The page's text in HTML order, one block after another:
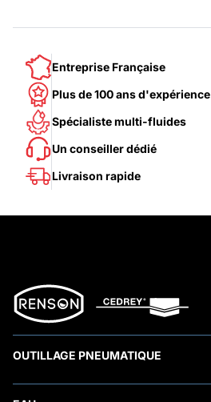
Entreprise Française
Plus de 100 ans d'expérience
Spécialiste multi-fluides
Un conseiller dédié
Livraison rapide
OUTILLAGE PNEUMATIQUE